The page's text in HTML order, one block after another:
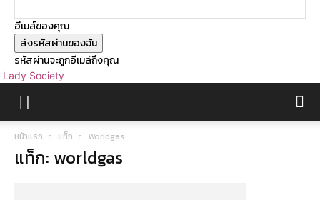
อีเมล์ของคุณ
รหัสผ่านจะถูกอีเมล์ถึงคุณ
Lady Society
หน้าแรก แท็ก Worldgas
แท็ก: worldgas